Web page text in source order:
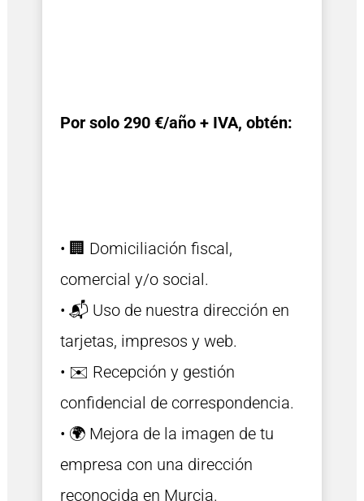
Por solo 290 €/año + IVA, obtén:
• 🏢 Domiciliación fiscal,
comercial y/o social.
• 📬 Uso de nuestra dirección en
tarjetas, impresos y web.
• ✉️ Recepción y gestión
confidencial de correspondencia.
• 🌍 Mejora de la imagen de tu
empresa con una dirección
reconocida en Murcia.